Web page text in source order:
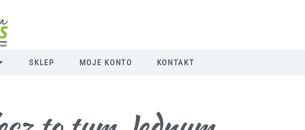
SKLEP MOJE KONTO KONTAKT